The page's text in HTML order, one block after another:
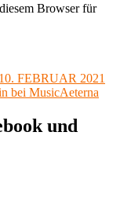
Browser für
FEBRUAR 2021
bei MusicAeterna
und